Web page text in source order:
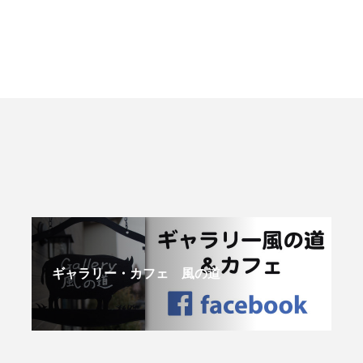
ギャラリー・カフェ 風の道